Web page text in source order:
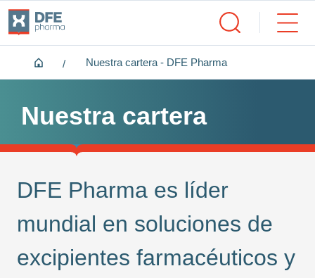
Home Nuestra cartera - DFE Pharma
Nuestra cartera
DFE Pharma es líder
mundial en soluciones de
excipientes farmacéuticos y